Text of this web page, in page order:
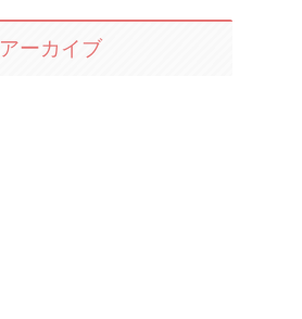
アーカイブ